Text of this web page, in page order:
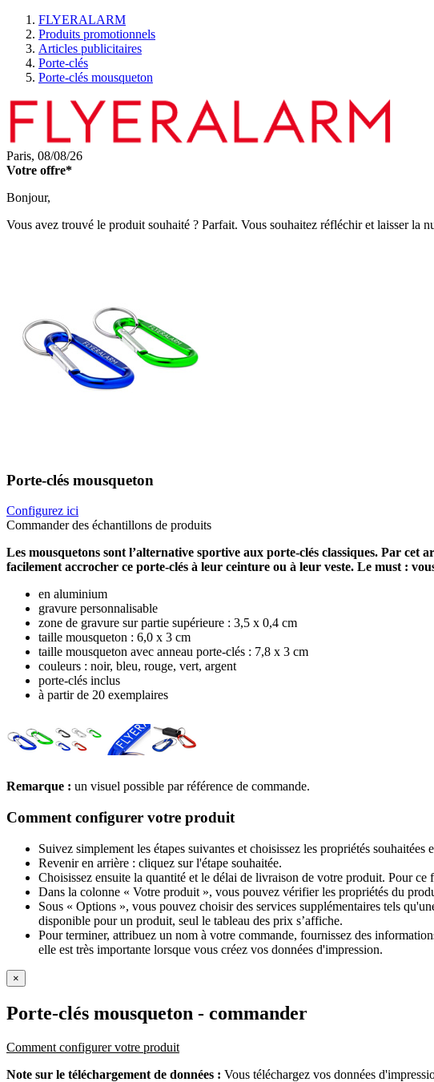
FLYERALARM
Produits promotionnels
Articles publicitaires
Porte-clés
Porte-clés mousqueton
Paris, 08/08/26
Votre offre*
Bonjour,
Vous avez trouvé le produit souhaité ? Parfait. Vous souhaitez réfléchir et laisser la
Porte-clés mousqueton
Configurez ici
Commander des échantillons de produits
Les mousquetons sont l’alternative sportive aux porte-clés classiques. Par
facilement accrocher ce porte-clés à leur ceinture ou à leur veste. Le must :
en aluminium
gravure personnalisable
zone de gravure sur partie supérieure : 3,5 x 0,4 cm
taille mousqueton : 6,0 x 3 cm
taille mousqueton avec anneau porte-clés : 7,8 x 3 cm
couleurs : noir, bleu, rouge, vert, argent
porte-clés inclus
à partir de 20 exemplaires
Remarque : un visuel possible par référence de commande.
Comment configurer votre produit
Suivez simplement les étapes suivantes et choisissez les propriétés souhaitées
Revenir en arrière : cliquez sur l'étape souhaitée.
Choisissez ensuite la quantité et le délai de livraison de votre produit. Pour
Dans la colonne « Votre produit », vous pouvez vérifier les propriétés du
Sous « Options », vous pouvez choisir des services supplémentaires tels
disponible pour un produit, seul le tableau des prix s’affiche.
Pour terminer, attribuez un nom à votre commande, fournissez des
elle est très importante lorsque vous créez vos données d'impression.
×
Porte-clés mousqueton - commander
Comment configurer votre produit
Note sur le téléchargement de données : Vous téléchargez vos données